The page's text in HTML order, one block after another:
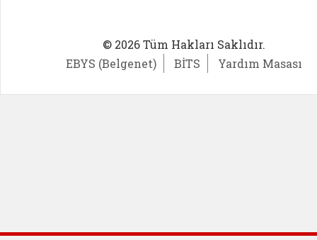
© 2026 Tüm Hakları Saklıdır.
EBYS (Belgenet)
BİTS Yardım Masası